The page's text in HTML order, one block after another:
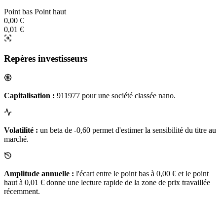
Point bas Point haut
0,00 €
0,01 €
Repères investisseurs
Capitalisation : 911977 pour une société classée nano.
Volatilité : un beta de -0,60 permet d'estimer la sensibilité du titre au
marché.
Amplitude annuelle : l'écart entre le point bas à 0,00 € et le point
haut à 0,01 € donne une lecture rapide de la zone de prix travaillée
récemment.